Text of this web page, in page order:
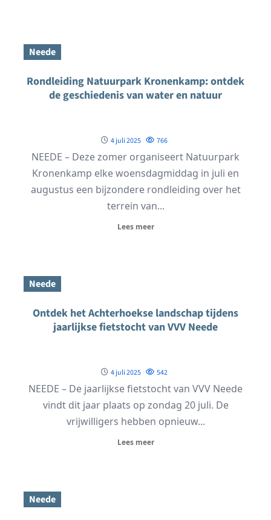
Neede
Rondleiding Natuurpark Kronenkamp: ontdek
de geschiedenis van water en natuur
4 juli 2025 766
NEEDE – Deze zomer organiseert Natuurpark
Kronenkamp elke woensdagmiddag in juli en
augustus een bijzondere rondleiding over het
terrein van...
Lees meer
Neede
Ontdek het Achterhoekse landschap tijdens
jaarlijkse fietstocht van VVV Neede
4 juli 2025 542
NEEDE – De jaarlijkse fietstocht van VVV Neede
vindt dit jaar plaats op zondag 20 juli. De
vrijwilligers hebben opnieuw...
Lees meer
Neede